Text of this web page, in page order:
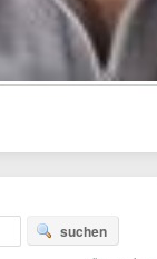
suchen